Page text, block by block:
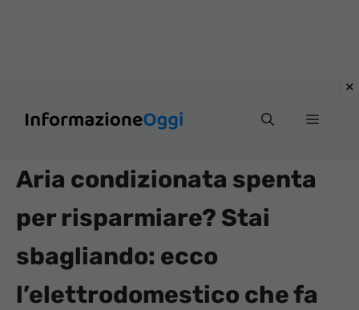
Menu
Aria condizionata spenta
per risparmiare? Stai
sbagliando: ecco
l’elettrodomestico che fa